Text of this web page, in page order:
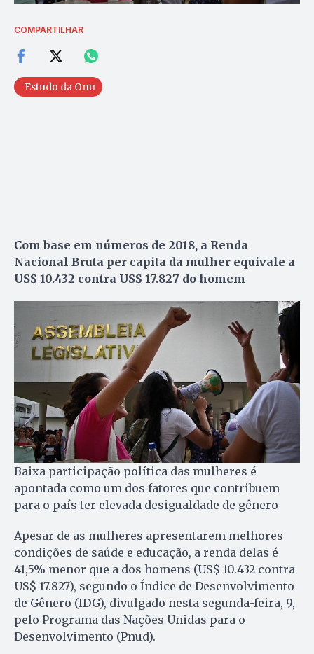
COMPARTILHAR
Estudo da Onu
Com base em números de 2018, a Renda
Nacional Bruta per capita da mulher equivale a
US$ 10.432 contra US$ 17.827 do homem
Baixa participação política das mulheres é
apontada como um dos fatores que contribuem
para o país ter elevada desigualdade de gênero
Apesar de as mulheres apresentarem melhores
condições de saúde e educação, a renda delas é
41,5% menor que a dos homens (US$ 10.432 contra
US$ 17.827), segundo o Índice de Desenvolvimento
de Gênero (IDG), divulgado nesta segunda-feira, 9,
pelo Programa das Nações Unidas para o
Desenvolvimento (Pnud).